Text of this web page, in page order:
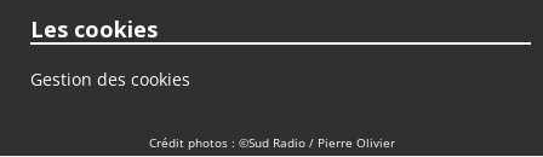
Les cookies
Gestion des cookies
Crédit photos : ©Sud Radio / Pierre Olivier